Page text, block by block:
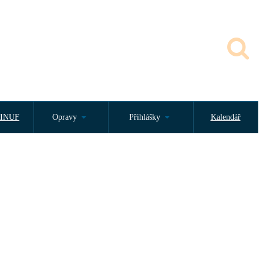
INUF Opravy Přihlášky Kalendář